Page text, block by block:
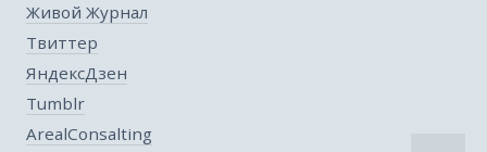
Живой Журнал
Твиттер
ЯндексДзен
Tumblr
ArealConsalting